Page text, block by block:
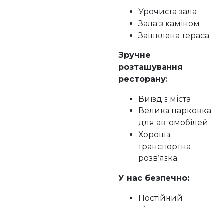
Урочиста зала
Зала з каміном
Зашклена тераса
Зручне
розташування
ресторану:
Виїзд з міста
Велика парковка
для автомобілей
Хороша
транспортна
розв’язка
У нас безпечно:
Постійний